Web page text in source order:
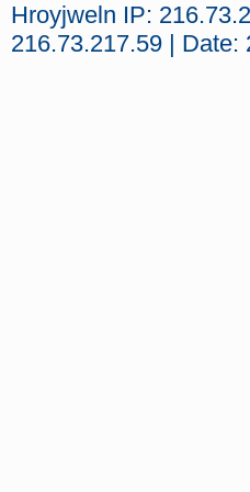
Hroyjweln IP:
216.73.217.59 | Date: